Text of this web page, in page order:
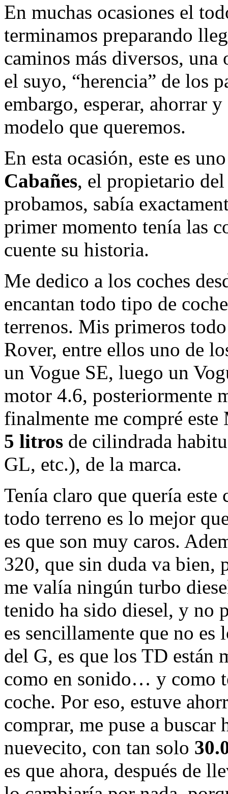
En muchas ocasiones el
terminamos preparando
caminos más diversos,
el suyo, “herencia” de los
embargo, esperar, ahorrar
modelo que queremos.
En esta ocasión, este es
Cabañes, el propietario
probamos, sabía
primer momento tenía las
cuente su historia.
Me dedico a los coches
encantan todo tipo de
terrenos. Mis primeros
Rover, entre ellos uno de
un Vogue SE, luego un
motor 4.6, posteriormente
finalmente me compré
5 litros de cilindrada
GL, etc.), de la marca.
Tenía claro que quería este
todo terreno es lo mejor
es que son muy caros.
320, que sin duda va bien,
me valía ningún turbo
tenido ha sido diesel, y no
es sencillamente que no es
del G, es que los TD están
como en sonido… y como
coche. Por eso, estuve
comprar, me puse a
nuevecito, con tan solo
es que ahora, después de